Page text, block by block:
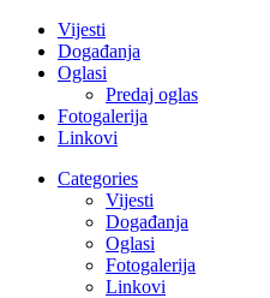
Vijesti
Događanja
Oglasi
Predaj oglas
Fotogalerija
Linkovi
Categories
Vijesti
Događanja
Oglasi
Fotogalerija
Linkovi